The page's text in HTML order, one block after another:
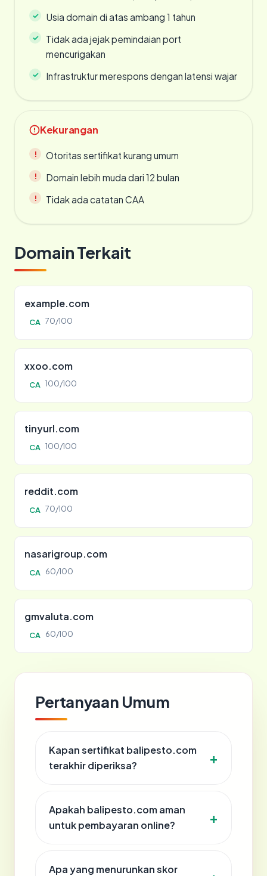
Usia domain di atas ambang 1 tahun
Tidak ada jejak pemindaian port
mencurigakan
Infrastruktur merespons dengan latensi wajar
Kekurangan
Otoritas sertifikat kurang umum
Domain lebih muda dari 12 bulan
Tidak ada catatan CAA
Domain Terkait
example.com
CA 70/100
xxoo.com
CA 100/100
tinyurl.com
CA 100/100
reddit.com
CA 70/100
nasarigroup.com
CA 60/100
gmvaluta.com
CA 60/100
Pertanyaan Umum
Kapan sertifikat balipesto.com
terakhir diperiksa?
Apakah balipesto.com aman
untuk pembayaran online?
Apa yang menurunkan skor